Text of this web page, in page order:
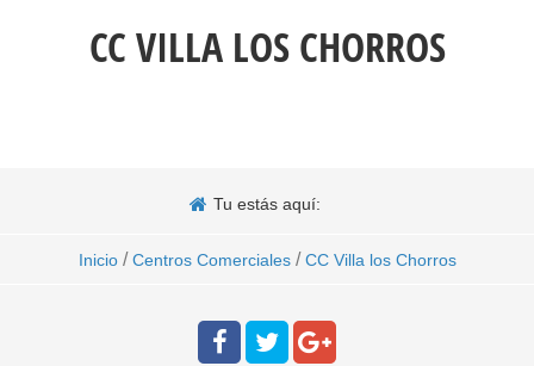
CC VILLA LOS CHORROS
Tu estás aquí:
Inicio / Centros Comerciales / CC Villa los Chorros